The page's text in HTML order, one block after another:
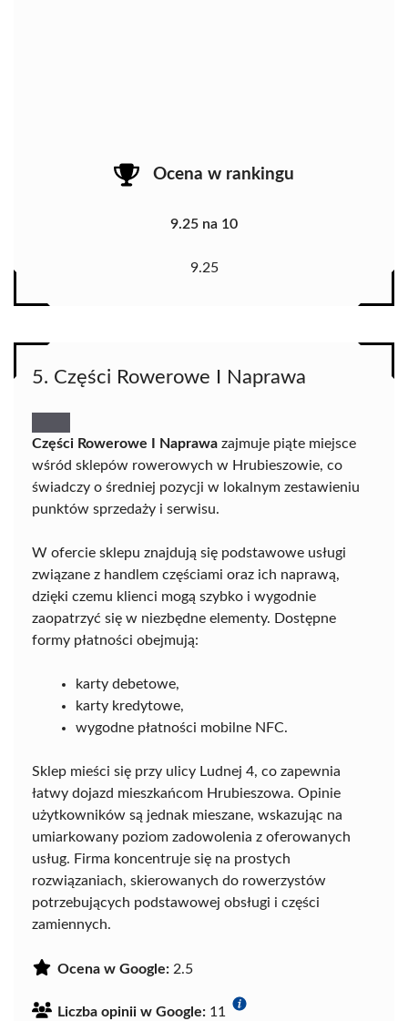
Ocena w rankingu
9.25 na 10
9.25
5. Części Rowerowe I Naprawa
Części Rowerowe I Naprawa zajmuje piąte miejsce
wśród sklepów rowerowych w Hrubieszowie, co
świadczy o średniej pozycji w lokalnym zestawieniu
punktów sprzedaży i serwisu.
W ofercie sklepu znajdują się podstawowe usługi
związane z handlem częściami oraz ich naprawą,
dzięki czemu klienci mogą szybko i wygodnie
zaopatrzyć się w niezbędne elementy. Dostępne
formy płatności obejmują:
karty debetowe,
karty kredytowe,
wygodne płatności mobilne NFC.
Sklep mieści się przy ulicy Ludnej 4, co zapewnia
łatwy dojazd mieszkańcom Hrubieszowa. Opinie
użytkowników są jednak mieszane, wskazując na
umiarkowany poziom zadowolenia z oferowanych
usług. Firma koncentruje się na prostych
rozwiązaniach, skierowanych do rowerzystów
potrzebujących podstawowej obsługi i części
zamiennych.
Ocena w Google: 2.5
Liczba opinii w Google: 11